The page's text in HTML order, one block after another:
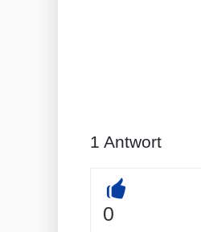
1 Antwort
+
0